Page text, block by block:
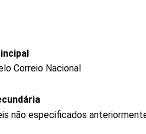
Correio Nacional
não especificados